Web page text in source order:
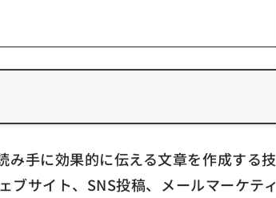
み手に効果的に伝える文章を作成する技
ブサイト、SNS投稿、メールマーケティ